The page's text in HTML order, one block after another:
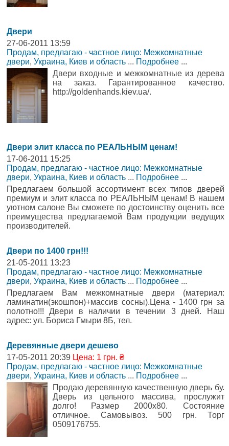
Двери
27-06-2011 13:59
Продам, предлагаю - частное лицо: Межкомнатные
двери, Украина, Киев и область ... Подробнее ...
Двери входные и межкомнатные из дерева
на заказ. Гарантированное качество.
http://goldenhands.kiev.ua/.
Двери элит класса по РЕАЛЬНЫМ ценам!
17-06-2011 15:25
Продам, предлагаю - частное лицо: Межкомнатные
двери, Украина, Киев и область ... Подробнее ...
Предлагаем большой ассортимент всех типов дверей
премиум и элит класса по РЕАЛЬНЫМ ценам! В нашем
уютном салоне Вы сможете по достоинству оценить все
преимущества предлагаемой Вам продукции ведущих
производителей.
Двери по 1400 грн!!!
21-05-2011 13:23
Продам, предлагаю - частное лицо: Межкомнатные
двери, Украина, Киев и область ... Подробнее ...
Предлагаем Вам межкомнатные двери (материал:
ламинатин(экошпон)+массив сосны).Цена - 1400 грн за
полотно!!! Двери в наличии в течении 3 дней. Наш
адрес: ул. Бориса Гмыри 8Б, тел.
Деревянные двери дешево
17-05-2011 20:39 Цена: 1 грн. ₴
Продам, предлагаю - частное лицо: Межкомнатные
двери, Украина, Киев и область ... Подробнее ...
Продаю деревянную качественную дверь бу.
Дверь из цельного массива, прослужит
долго! Размер 2000х80. Состояние
отличное. Самовывоз. 500 грн. Торг
0509176755.